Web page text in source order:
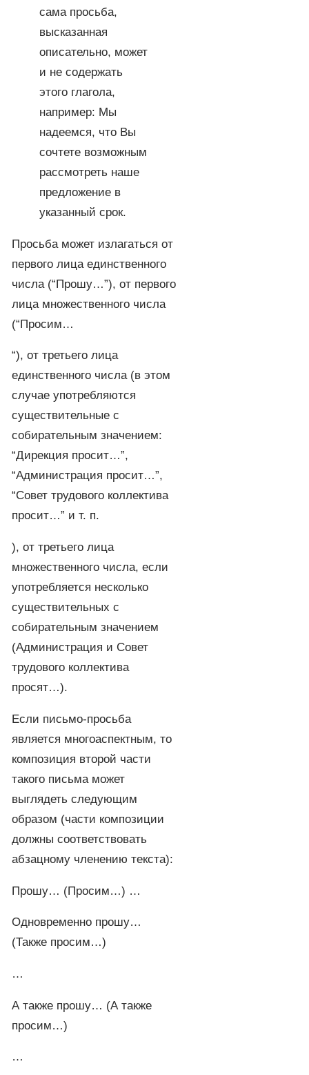
сама просьба,
высказанная
описательно, может
и не содержать
этого глагола,
например: Мы
надеемся, что Вы
сочтете возможным
рассмотреть наше
предложение в
указанный срок.
Просьба может излагаться от
первого лица единственного
числа (“Прошу…”), от первого
лица множественного числа
(“Просим…
“), от третьего лица
единственного числа (в этом
случае употребляются
существительные с
собирательным значением:
“Дирекция просит…”,
“Администрация просит…”,
“Совет трудового коллектива
просит…” и т. п.
), от третьего лица
множественного числа, если
употребляется несколько
существительных с
собирательным значением
(Администрация и Совет
трудового коллектива
просят…).
Если письмо-просьба
является многоаспектным, то
композиция второй части
такого письма может
выглядеть следующим
образом (части композиции
должны соответствовать
абзацному членению текста):
Прошу… (Просим…) …
Одновременно прошу…
(Также просим…)
…
А также прошу… (А также
просим…)
…